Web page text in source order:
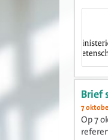
Brief
7
Op 7